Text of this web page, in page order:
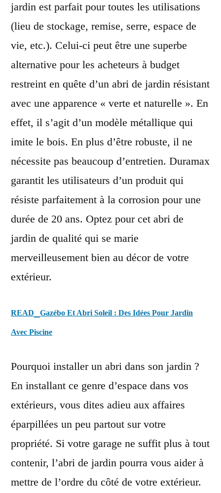
jardin est parfait pour toutes les utilisations
(lieu de stockage, remise, serre, espace de
vie, etc.). Celui-ci peut être une superbe
alternative pour les acheteurs à budget
restreint en quête d’un abri de jardin résistant
avec une apparence « verte et naturelle ». En
effet, il s’agit d’un modèle métallique qui
imite le bois. En plus d’être robuste, il ne
nécessite pas beaucoup d’entretien. Duramax
garantit les utilisateurs d’un produit qui
résiste parfaitement à la corrosion pour une
durée de 20 ans. Optez pour cet abri de
jardin de qualité qui se marie
merveilleusement bien au décor de votre
extérieur.
READ Gazébo Et Abri Soleil : Des Idées Pour Jardin
Avec Piscine
Pourquoi installer un abri dans son jardin ?
En installant ce genre d’espace dans vos
extérieurs, vous dites adieu aux affaires
éparpillées un peu partout sur votre
propriété. Si votre garage ne suffit plus à tout
contenir, l’abri de jardin pourra vous aider à
mettre de l’ordre du côté de votre extérieur.